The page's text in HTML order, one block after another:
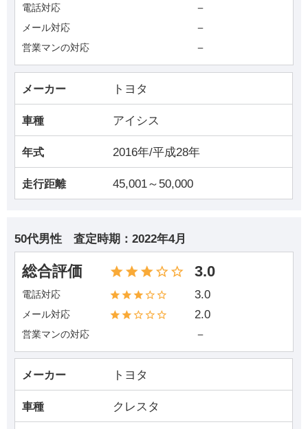
電話対応 －
メール対応 －
営業マンの対応 －
メーカー トヨタ
車種 アイシス
年式 2016年/平成28年
走行距離 45,001～50,000
50代男性 査定時期： 2022年4月
総合評価 3.0
電話対応 3.0
メール対応 2.0
営業マンの対応 －
メーカー トヨタ
車種 クレスタ